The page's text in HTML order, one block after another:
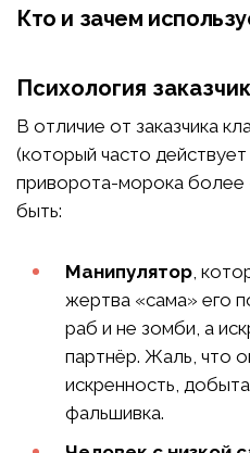
Кто и зачем
Психология
В отличие от заказчика
(который часто действует
приворота-морока
быть:
Манипулятор,
жертва «сама» его
раб и не зомби, а
партнёр. Жаль, что
искренность,
фальшивка.